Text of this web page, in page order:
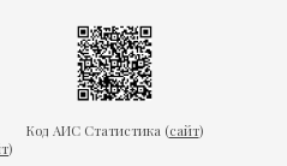
)
Код АИС Статистика (сайт)